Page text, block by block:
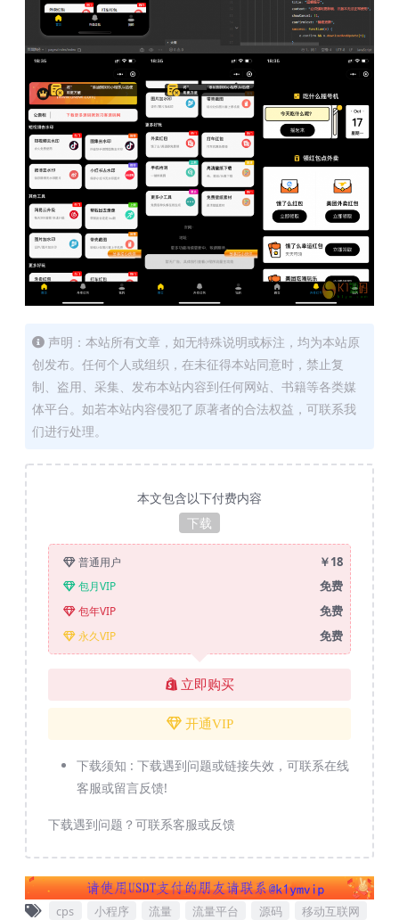
声明：本站所有文章，如无特殊说明或标注，均为本站原
创发布。任何个人或组织，在未征得本站同意时，禁止复
制、盗用、采集、发布本站内容到任何网站、书籍等各类媒
体平台。如若本站内容侵犯了原著者的合法权益，可联系我
们进行处理。
本文包含以下付费内容
下载
普通用户 ￥18
包月VIP 免费
包年VIP 免费
永久VIP 免费
立即购买
开通VIP
下载须知 : 下载遇到问题或链接失效，可联系在线
客服或留言反馈!
下载遇到问题？可联系客服或反馈
cps 小程序 流量 流量平台 源码 移动互联网